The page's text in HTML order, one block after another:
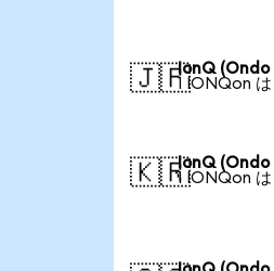
🇯🇵IonQ (Ondo
1 IONQon
🇰🇷IonQ (Ondo
1 IONQon